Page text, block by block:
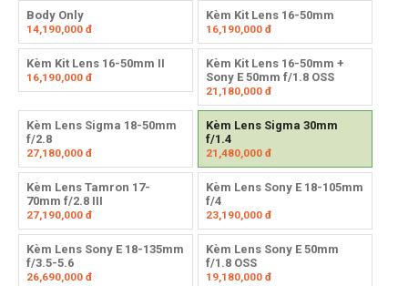
Body Only
14,190,000 đ
Kèm Kit Lens 16-50mm
16,190,000đ
Kèm Kit Lens 16-50mm II
16,190,000 đ
Kèm Kit Lens 16-50mm +
Sony E 50mm f/1.8 OSS
21,180,000đ
Kèm Lens Sigma 18-50mm
f/2.8
27,180,000 đ
Kèm Lens Sigma 30mm
f/1.4
21,480,000đ
Kèm Lens Tamron 17-
70mm f/2.8 III
27,190,000 đ
Kèm Lens Sony E 18-105mm
f/4
23,190,000đ
Kèm Lens Sony E 18-135mm
f/3.5-5.6
26,690,000 đ
Kèm Lens Sony E 50mm
f/1.8 OSS
19,180,000đ